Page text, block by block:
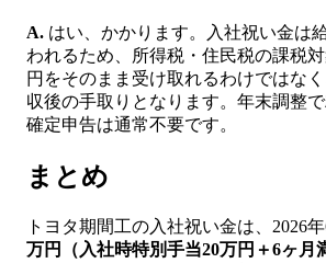
A. はい、かかります。入社祝い金は
われるため、所得税・住民税の課税
円をそのまま受け取れるわけではな
収後の手取りとなります。年末調整で
確定申告は通常不要です。
まとめ
トヨタ期間工の入社祝い金は、2026
万円（入社時特別手当20万円＋6ヶ月